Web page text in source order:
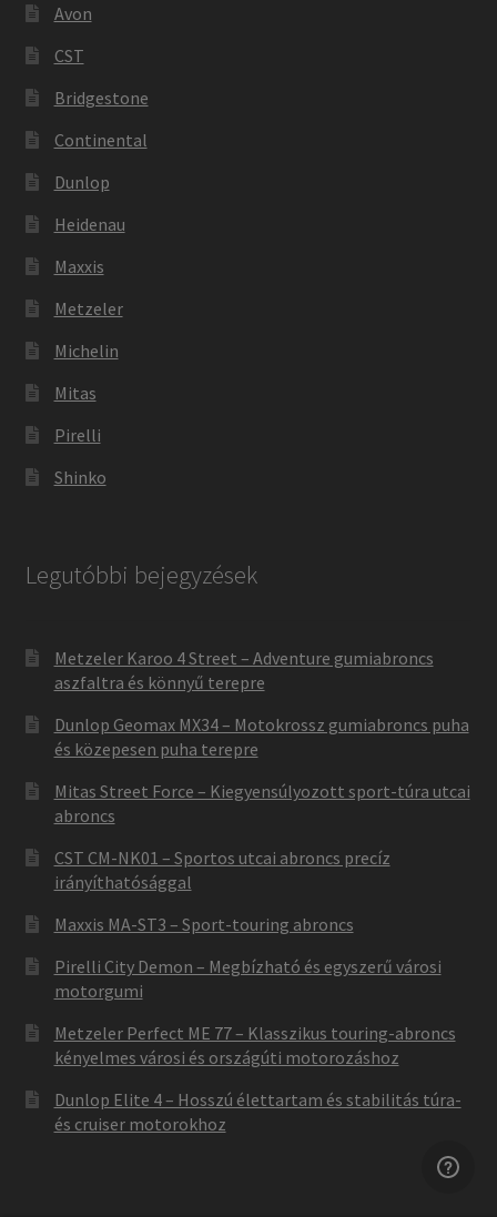
Avon
CST
Bridgestone
Continental
Dunlop
Heidenau
Maxxis
Metzeler
Michelin
Mitas
Pirelli
Shinko
Legutóbbi bejegyzések
Metzeler Karoo 4 Street – Adventure gumiabroncs
aszfaltra és könnyű terepre
Dunlop Geomax MX34 – Motokrossz gumiabroncs puha
és közepesen puha terepre
Mitas Street Force – Kiegyensúlyozott sport-túra utcai
abroncs
CST CM-NK01 – Sportos utcai abroncs precíz
irányíthatósággal
Maxxis MA-ST3 – Sport-touring abroncs
Pirelli City Demon – Megbízható és egyszerű városi
motorgumi
Metzeler Perfect ME 77 – Klasszikus touring-abroncs
kényelmes városi és országúti motorozáshoz
Dunlop Elite 4 – Hosszú élettartam és stabilitás túra-
és cruiser motorokhoz